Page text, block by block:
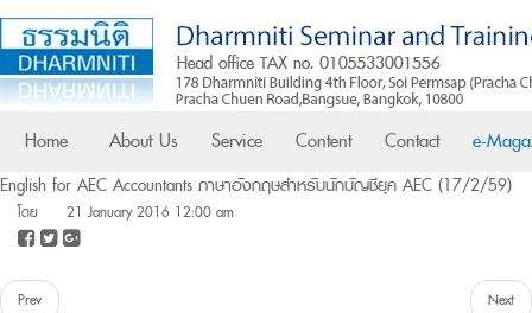
Home About Us Service Content Contact e-
English for AEC Accountants ภาษาอังกฤษสำหรับนักบัญชียุค AEC (17/2/59)
โดย 21 January 2016 12:00 am
Prev Next